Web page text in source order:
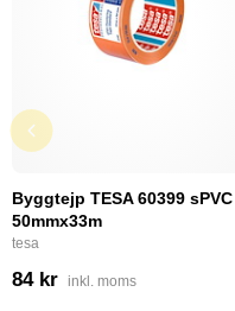
Byggtejp TESA 60399 sPVC
50mmx33m
tesa
84 kr inkl. moms